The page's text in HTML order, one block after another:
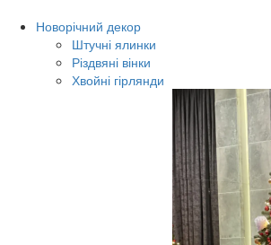
Новорічний декор
Штучні ялинки
Різдвяні вінки
Хвойні гірлянди